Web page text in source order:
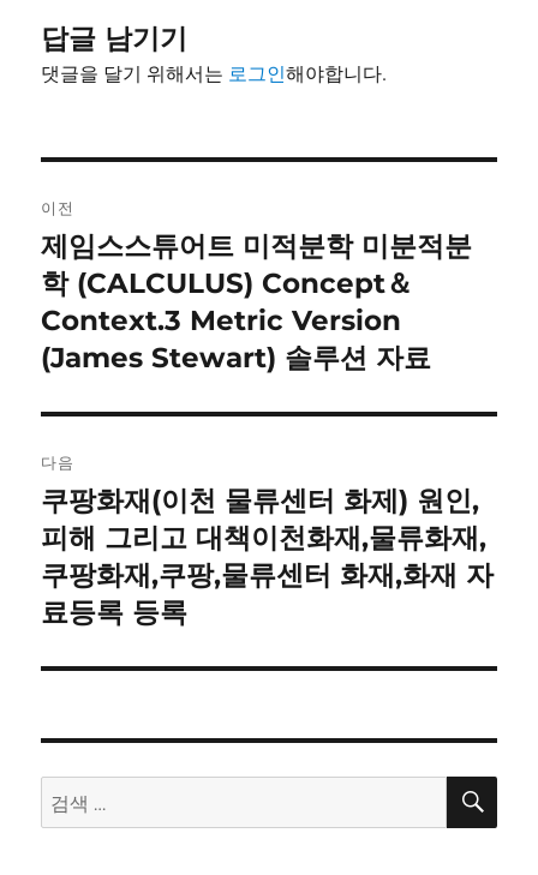
답글 남기기
댓글을 달기 위해서는 로그인해야합니다.
내
비
게
이전
이
전
글:
제임스스튜어트 미적분학 미분적분
학 (CALCULUS) Concept＆
Context.3 Metric Version
(James Stewart) 솔루션 자료
다음
다
음
글:
쿠팡화재(이천 물류센터 화제) 원인,
피해 그리고 대책이천화재,물류화재,
쿠팡화재,쿠팡,물류센터 화재,화재 자
료등록 등록
검
색:
검